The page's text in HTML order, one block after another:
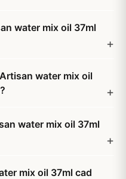
water mix oil 37ml
water mix oil
water mix oil 37ml
mix oil 37ml cad